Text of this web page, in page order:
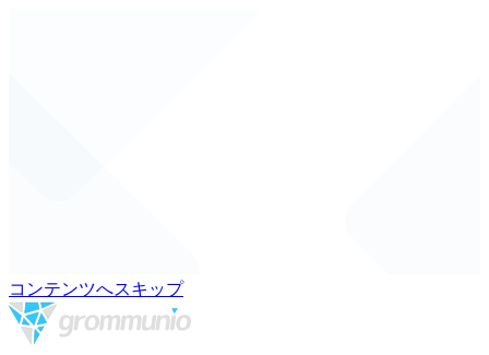
コンテンツへスキップ